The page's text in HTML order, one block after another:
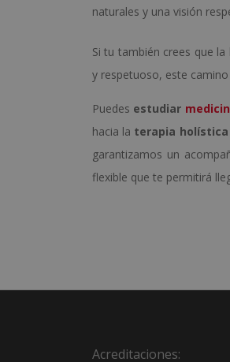
naturales y una visión
Si tu también crees que
y respetuoso, este
Puedes estudiar
hacia la terapia holística
garantizamos un
flexible que te permitirá
Acreditaciones: